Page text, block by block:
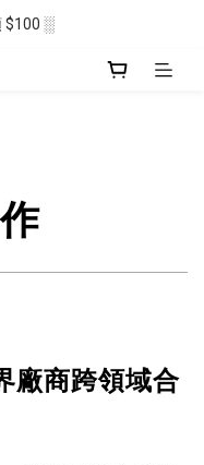
░
$100 ░
廠商跨領域合